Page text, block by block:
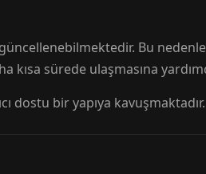
Bu
kısa sürede ulaşmasına
dostu bir yapıya kavuşmaktadır.